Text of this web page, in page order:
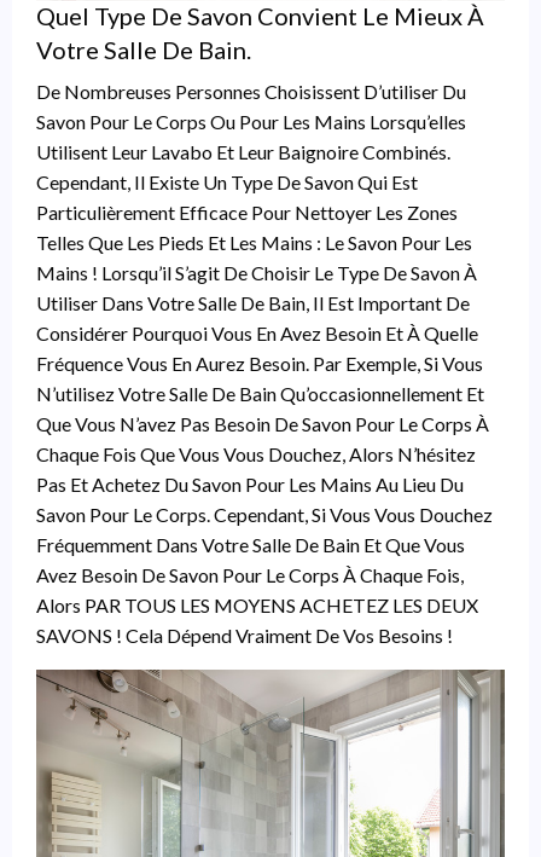
Quel Type De Savon Convient Le Mieux À
Votre Salle De Bain.
De Nombreuses Personnes Choisissent D’utiliser Du
Savon Pour Le Corps Ou Pour Les Mains Lorsqu’elles
Utilisent Leur Lavabo Et Leur Baignoire Combinés.
Cependant, Il Existe Un Type De Savon Qui Est
Particulièrement Efficace Pour Nettoyer Les Zones
Telles Que Les Pieds Et Les Mains : Le Savon Pour Les
Mains ! Lorsqu’il S’agit De Choisir Le Type De Savon À
Utiliser Dans Votre Salle De Bain, Il Est Important De
Considérer Pourquoi Vous En Avez Besoin Et À Quelle
Fréquence Vous En Aurez Besoin. Par Exemple, Si Vous
N’utilisez Votre Salle De Bain Qu’occasionnellement Et
Que Vous N’avez Pas Besoin De Savon Pour Le Corps À
Chaque Fois Que Vous Vous Douchez, Alors N’hésitez
Pas Et Achetez Du Savon Pour Les Mains Au Lieu Du
Savon Pour Le Corps. Cependant, Si Vous Vous Douchez
Fréquemment Dans Votre Salle De Bain Et Que Vous
Avez Besoin De Savon Pour Le Corps À Chaque Fois,
Alors PAR TOUS LES MOYENS ACHETEZ LES DEUX
SAVONS ! Cela Dépend Vraiment De Vos Besoins !